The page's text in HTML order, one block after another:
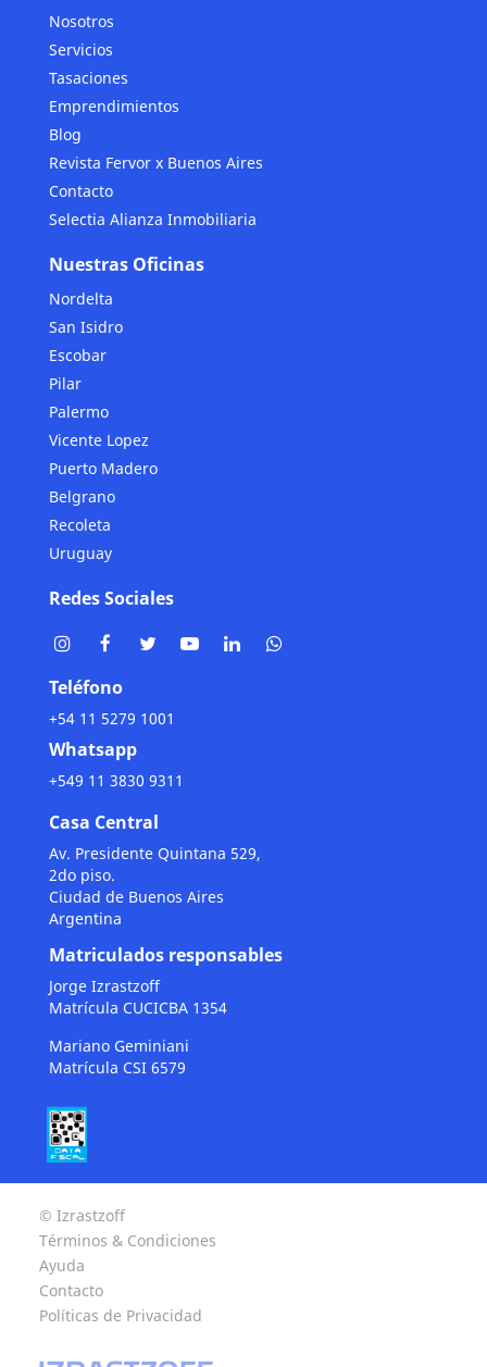
Nosotros
Servicios
Tasaciones
Emprendimientos
Blog
Revista Fervor x Buenos Aires
Contacto
Selectia Alianza Inmobiliaria
Nuestras Oficinas
Nordelta
San Isidro
Escobar
Pilar
Palermo
Vicente Lopez
Puerto Madero
Belgrano
Recoleta
Uruguay
Redes Sociales
Teléfono
+54 11 5279 1001
Whatsapp
+549 11 3830 9311
Casa Central
Av. Presidente Quintana 529,
2do piso.
Ciudad de Buenos Aires
Argentina
Matriculados responsables
Jorge Izrastzoff
Matrícula CUCICBA 1354
Mariano Geminiani
Matrícula CSI 6579
© Izrastzoff
Términos & Condiciones
Ayuda
Contacto
Políticas de Privacidad